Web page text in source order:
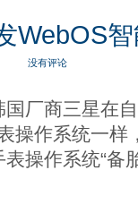
WebOS
没有评论
国厂商三星在
操作系统一样
操作系统“备